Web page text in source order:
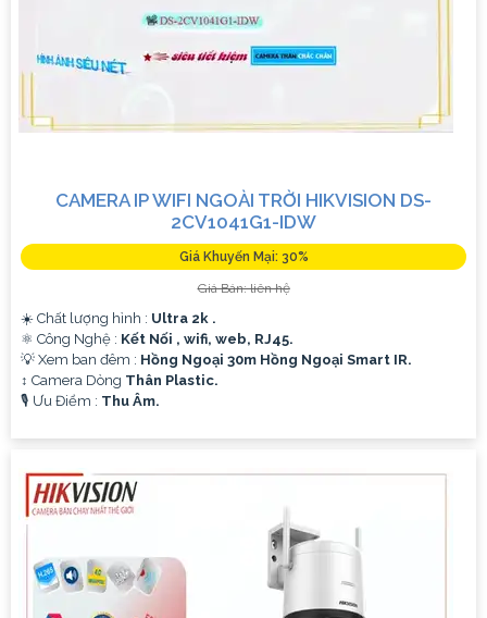
CAMERA IP WIFI NGOÀI TRỜI HIKVISION DS-
2CV1041G1-IDW
Giá Khuyến Mại: 30%
Giá Bán: liên hệ
☀️ Chất lượng hình : Ultra 2k .
⚛️ Công Nghệ : Kết Nối , wifi, web, RJ45.
💡 Xem ban đêm : Hồng Ngoại 30m Hồng Ngoại Smart IR.
↕️ Camera Dòng Thân Plastic.
️🎙 Ưu Điểm : Thu Âm.